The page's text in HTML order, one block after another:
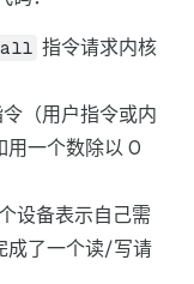
指令请求内核
（用户指令或内
用一个数除以 0
设备表示自己需
成了一个读/写请